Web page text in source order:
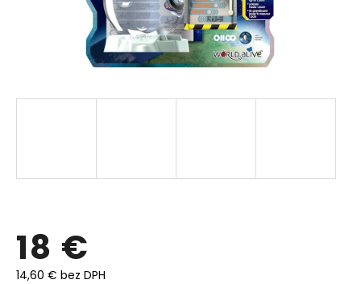
18 €
14,60 € bez DPH